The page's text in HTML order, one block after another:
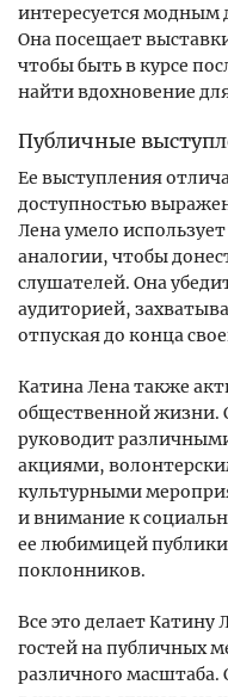
интересуется модным
Она посещает
чтобы быть в курсе
найти вдохновение
Публичные
Ее выступления
доступностью
Лена умело
аналогии, чтобы
слушателей. Она
аудиторией,
отпуская до конца
Катина Лена также
общественной жизни.
руководит
акциями,
культурными
и внимание к
ее любимицей
поклонников.
Все это делает Катину
гостей на публичных
различного масштаба.